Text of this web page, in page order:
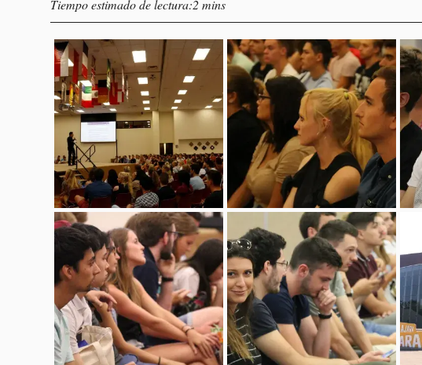
Tiempo estimado de lectura:2 mins